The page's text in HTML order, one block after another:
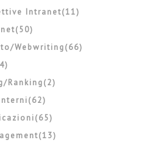
Intranet(11)
webwriting(66)
ranking(2)